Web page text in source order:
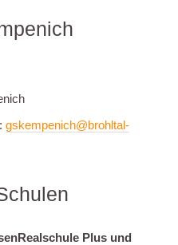
gskempenich@brohltal-
Realschule Plus und